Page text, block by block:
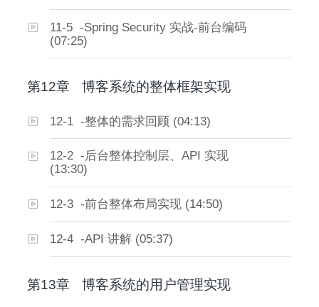
11-5 -Spring Security 实战-前台编码
(07:25)
第12章 博客系统的整体框架实现
12-1 -整体的需求回顾 (04:13)
12-2 -后台整体控制层、API 实现
(13:30)
12-3 -前台整体布局实现 (14:50)
12-4 -API 讲解 (05:37)
第13章 博客系统的用户管理实现